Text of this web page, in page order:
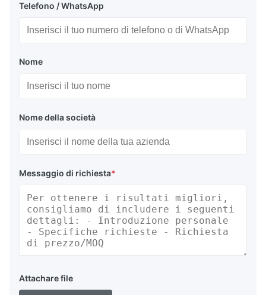
Telefono / WhatsApp
Nome
Nome della società
Messaggio di richiesta*
Attachare file